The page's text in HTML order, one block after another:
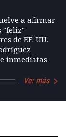
a afirmar
"feliz"
de EE. UU.
inmediatas
Ver más